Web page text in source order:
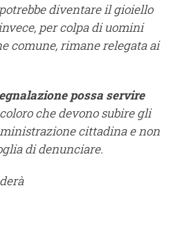
diventare il gioiello
per colpa di uomini
comune, rimane relegata ai
possa servire
che devono subire gli
cittadina e non
di denunciare.